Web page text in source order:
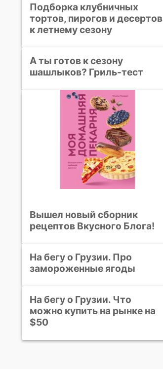
Подборка клубничных
тортов, пирогов и десертов
к летнему сезону
А ты готов к сезону
шашлыков? Гриль-тест
Вышел новый сборник
рецептов Вкусного Блога!
На бегу о Грузии. Про
замороженные ягоды
На бегу о Грузии. Что
можно купить на рынке на
$50